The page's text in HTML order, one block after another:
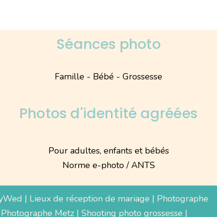
Séances photo
Famille - Bébé - Grossesse
Photos d'identité agréées
Pour adultes, enfants et bébés
Norme e-photo / ANTS
| Lieux de réception de mariage | Photographe
Metz | Shooting photo grossesse |